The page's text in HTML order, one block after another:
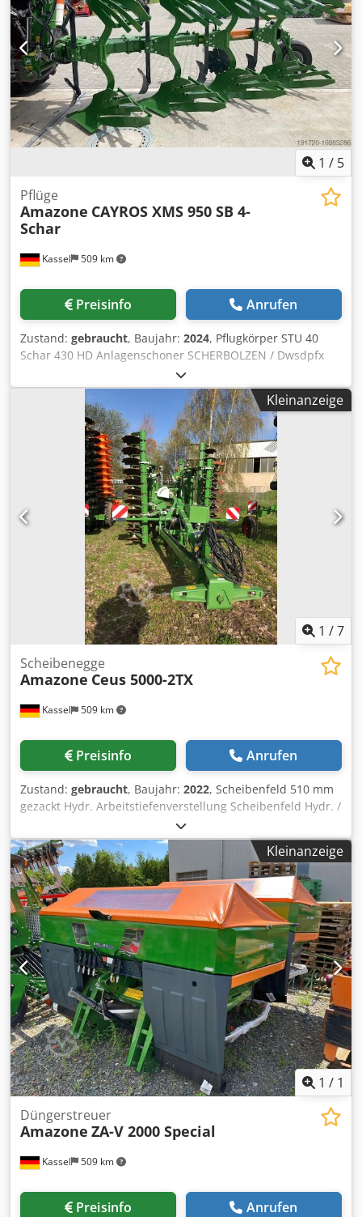
1 / 5
Kassel 509 km
Pflüge
Amazone CAYROS XMS 950 SB 4-
Schar
Preisinfo Anrufen
Zustand: gebraucht, Baujahr: 2024, Pflugkörper STU 40
Schar 430 HD Anlagenschoner SCHERBOLZEN / Dwsdpfx
Kleinanzeige
1 /7
Kassel 509 km
Scheibenegge
Amazone Ceus 5000-2TX
Preisinfo Anrufen
Zustand: gebraucht, Baujahr: 2022, Scheibenfeld 510 mm
gezackt Hydr. Arbeitstiefenverstellung Scheibenfeld Hydr. /
Arbeitstiefenverstellung der Einebnungseinheit C-Mix-
Ultra-Zinken für Ceus 50 / Hydr. Arbeitstiefenverstellung
Zinkenfeld mit hydr. Deichsel HD SCHAR 80 mm / (14/K1)
Djdpotz Tplsfx Adkowa
Kleinanzeige
1 / 1
Kassel 509 km
Düngerstreuer
Amazone ZA-V 2000 Special
Preisinfo Anrufen